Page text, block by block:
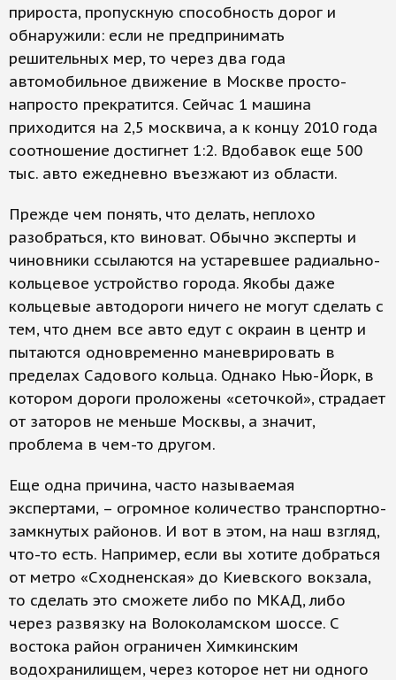
прироста, пропускную способность дорог и
обнаружили: если не предпринимать
решительных мер, то через два года
автомобильное движение в Москве просто-
напросто прекратится. Сейчас 1 машина
приходится на 2,5 москвича, а к концу 2010 года
соотношение достигнет 1:2. Вдобавок еще 500
тыс. авто ежедневно въезжают из области.
Прежде чем понять, что делать, неплохо
разобраться, кто виноват. Обычно эксперты и
чиновники ссылаются на устаревшее радиально-
кольцевое устройство города. Якобы даже
кольцевые автодороги ничего не могут сделать с
тем, что днем все авто едут с окраин в центр и
пытаются одновременно маневрировать в
пределах Садового кольца. Однако Нью-Йорк, в
котором дороги проложены «сеточкой», страдает
от заторов не меньше Москвы, а значит,
проблема в чем-то другом.
Еще одна причина, часто называемая
экспертами, – огромное количество транспортно-
замкнутых районов. И вот в этом, на наш взгляд,
что-то есть. Например, если вы хотите добраться
от метро «Сходненская» до Киевского вокзала,
то сделать это сможете либо по МКАД, либо
через развязку на Волоколамском шоссе. С
востока район ограничен Химкинским
водохранилищем, через которое нет ни одного